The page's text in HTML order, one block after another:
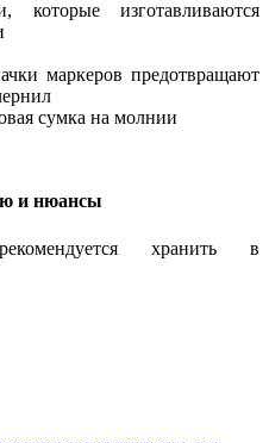
которые изготавливаются
маркеров предотвращают
сумка на молнии
и нюансы
хранить в